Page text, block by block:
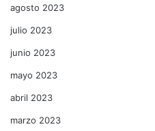
agosto 2023
julio 2023
junio 2023
mayo 2023
abril 2023
marzo 2023